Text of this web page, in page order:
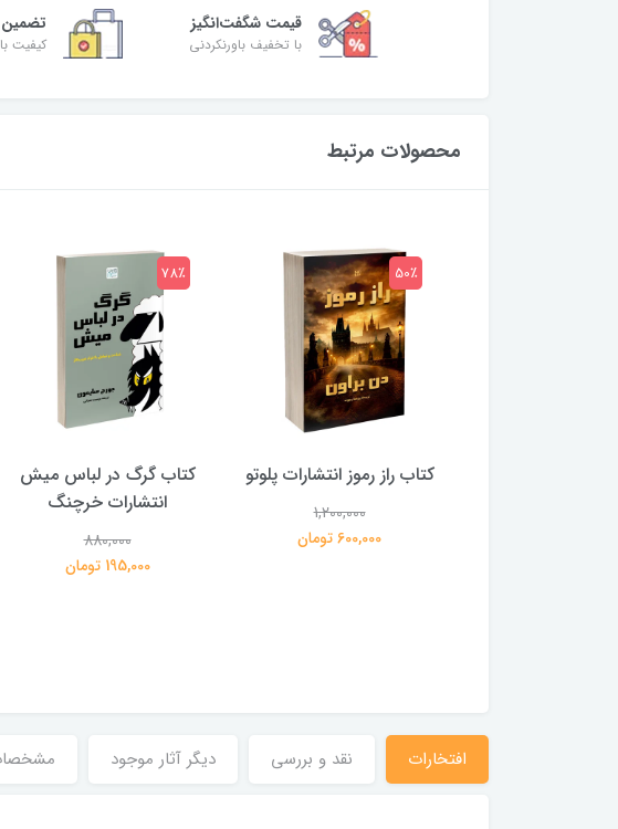
قیمت شگفت‌انگیز
با تخفیف باورنکردنی
تضمین
کیفیت
محصولات مرتبط
کتاب راز رموز انتشارات پلوتو
1,200,000
600,000 تومان
50٪
کتاب گرگ در لباس میش
انتشارات خرچنگ
880,000
195,000 تومان
78٪
افتخارات نقد و بررسی دیگر آثار موجود